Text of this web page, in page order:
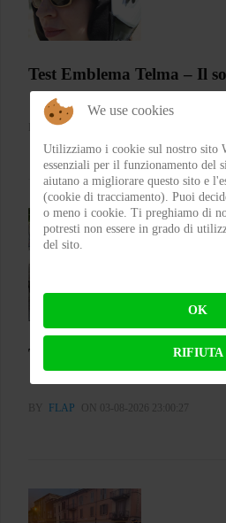
Test Emblema Telma – Il
FRA
Test Silence S02 – Stile
BY FLAP ON 03-08-2026 23:00:27
We use cookies
Utilizziamo i cookie sul nostro sito
essenziali per il funzionamento del
aiutano a migliorare questo sito e
(cookie di tracciamento). Puoi
o meno i cookie. Ti preghiamo di
potresti non essere in grado di
del sito.
OK
RIFIUTA